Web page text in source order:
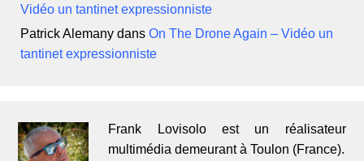
Vidéo un tantinet expressionniste
Patrick Alemany dansOn The Drone Again – Vidéo un
tantinet expressionniste
Frank Lovisolo est un réalisateur
multimédia demeurant à Toulon (France).